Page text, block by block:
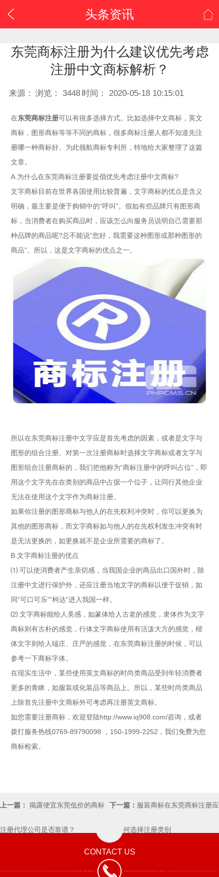
0 头条资讯 /
东莞商标注册为什么建议优先考虑
注册中文商标解析？
来源： 浏览： 3448 时间： 2020-05-18 10:15:01
在东莞商标注册可以有很多选择方式。比如选择中文商标，英文
商标，图形商标等等不同的商标，很多商标注册人都不知道先注
册哪一种商标好。为此领航商标专利所，特地给大家整理了这篇
文章。
A.为什么在东莞商标注册要提倡优先考虑注册中文商标?
文字商标目前在世界各国使用比较普遍，文字商标的优点是含义
明确，最主要是便于购销中的“呼叫”。假如有些品牌只有图形商
标，当消费者在购买商品时，应该怎么向服务员说明自己需要那
种品牌的商品呢?总不能说“您好，我需要这种图形或那种图形的
商品”。所以，这是文字商标的优点之一。
所以在东莞商标注册中文字应是首先考虑的因素，或者是文字与
图形的组合注册。对第一次注册商标时选择文字商标或者文字与
图形组合注册商标的，我们把他称为“商标注册中的呼叫占位”，即
用这个文字先在在类别的商品中占据一个位子，让同行其他企业
无法在使用这个文字作为商标注册。
如果你注册的图形商标与他人的在先权利冲突时，你可以更换为
其他的图形商标，而文字商标如与他人的在先权利发生冲突有时
是无法更换的，如更换就不是企业所需要的商标了。
B.文字商标注册的优点
⑴.可以使消费者产生亲切感，当我国企业的商品出口国外时，除
注册中文进行保护外，还应注册当地文字的商标以便于促销，如
同“可口可乐”“柯达”进入我国一样。
⑵.文字商标能给人美感，如篆体给人古老的感觉，隶体作为文字
商标则有古朴的感觉，行体文字商标使用有活泼大方的感觉，楷
体文字则给人端庄、庄严的感觉，在东莞商标注册的时候，可以
参考一下商标字体。
在现实生活中，某些使用英文商标的时尚类商品受到年轻消费者
更多的青眯，如服装或化装品等商品上。所以，某些时尚类商品
上除首先注册中文商标外可考虑再注册英文商标。
如您需要注册商标，欢迎登陆http://www.iq908.com/咨询，或者
拨打服务热线0769-89790098 ，150-1999-2252，我们免费为您
商标检索。
上一篇： 揭露便宜东莞低价的商标
注册代理公司是否靠谱？
下一篇： 服装商标在东莞商标注册应
该如何选择注册类别
CONTACT US